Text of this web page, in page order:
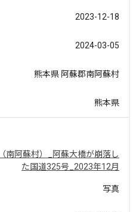
2023-12-18
2024-03-05
熊本県 阿蘇郡南阿蘇村
熊本県
南阿蘇村）_阿蘇大橋が崩落し
た国道325号_2023年12月
写真